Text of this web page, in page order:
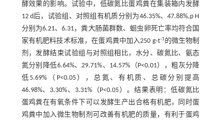
酵效果的影响。试验中，低碳氮比蛋鸡粪在集装箱内发酵
12 d后，试验组、对照组有机质分别为46.35%、47.88%,p H
分别为6.21、6.31，粪大肠菌群数、蛔虫卵死亡率均符合国
家有机肥料技术标准，在蛋鸡粪中加入250 g·t-1 的微生物制
剂，发酵结束试验组与对照组相比，水分、碳氮比、氨态
氮分别降低6.64%、29.71%、14.57%（P<0.01），粗灰分降
低5.69%（P<0.05），总氮、有机质、总碳分别提高
46.98%、3.30%、3.31%（P<0.05）。结果表明：低碳氮比
蛋鸡粪在有氧条件下可以发酵生产出合格有机肥，同时蛋
鸡粪中加入微生物制剂可改善有机肥的质量，有利于蛋鸡